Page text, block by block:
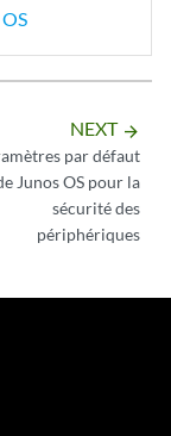
NEXT arrow_forward
par défaut
Junos OS pour la
sécurité des
périphériques